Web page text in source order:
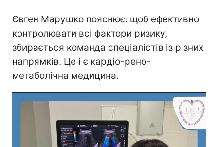
Євген Марушко пояснює: щоб ефективно
контролювати всі фактори ризику,
збирається команда спеціалістів із різних
напрямків. Це і є кардіо-рено-
метаболічна медицина.